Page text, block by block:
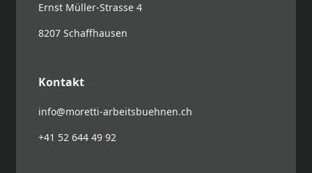
Ernst Müller-Strasse 4
8207 Schaffhausen
Kontakt
info@moretti-arbeitsbuehnen.ch
+41 52 644 49 92